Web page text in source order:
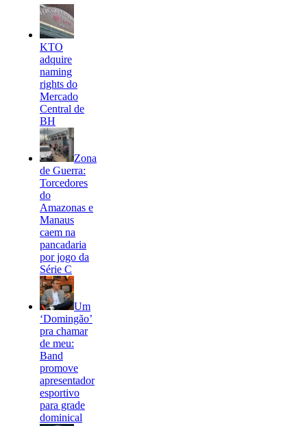
KTO
adquire
naming
rights do
Mercado
Central de
BH
Zona
de Guerra:
Torcedores
do
Amazonas e
Manaus
caem na
pancadaria
por jogo da
Série C
Um
‘Domingão’
pra chamar
de meu:
Band
promove
apresentador
esportivo
para grade
dominical